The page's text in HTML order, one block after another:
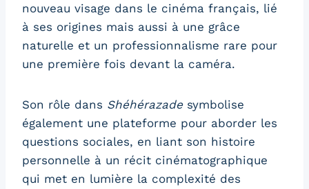
nouveau visage dans le cinéma français, lié
à ses origines mais aussi à une grâce
naturelle et un professionnalisme rare pour
une première fois devant la caméra.
Son rôle dans Shéhérazadesymbolise
également une plateforme pour aborder les
questions sociales, en liant son histoire
personnelle à un récit cinématographique
qui met en lumière la complexité des